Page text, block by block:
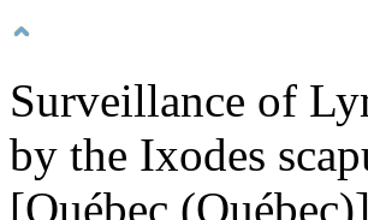
Surveillance of
by the Ixodes
[Québec